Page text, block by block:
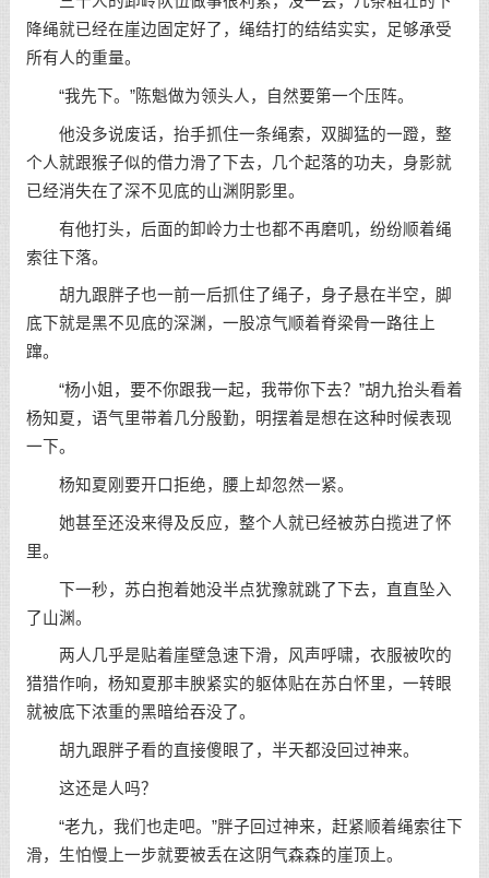
降绳就已经在崖边固定好了，绳结打的结结实实，足够承受
所有人的重量。
“我先下。”陈魁做为领头人，自然要第一个压阵。
他没多说废话，抬手抓住一条绳索，双脚猛的一蹬，整
个人就跟猴子似的借力滑了下去，几个起落的功夫，身影就
已经消失在了深不见底的山渊阴影里。
有他打头，后面的卸岭力士也都不再磨叽，纷纷顺着绳
索往下落。
胡九跟胖子也一前一后抓住了绳子，身子悬在半空，脚
底下就是黑不见底的深渊，一股凉气顺着脊梁骨一路往上
蹿。
“杨小姐，要不你跟我一起，我带你下去？”胡九抬头看着
杨知夏，语气里带着几分殷勤，明摆着是想在这种时候表现
一下。
杨知夏刚要开口拒绝，腰上却忽然一紧。
她甚至还没来得及反应，整个人就已经被苏白揽进了怀
里。
下一秒，苏白抱着她没半点犹豫就跳了下去，直直坠入
了山渊。
两人几乎是贴着崖壁急速下滑，风声呼啸，衣服被吹的
猎猎作响，杨知夏那丰腴紧实的躯体贴在苏白怀里，一转眼
就被底下浓重的黑暗给吞没了。
胡九跟胖子看的直接傻眼了，半天都没回过神来。
这还是人吗？
“老九，我们也走吧。”胖子回过神来，赶紧顺着绳索往下
滑，生怕慢上一步就要被丢在这阴气森森的崖顶上。